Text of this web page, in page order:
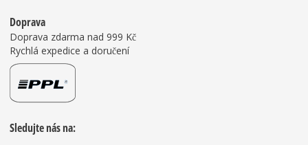
Doprava
Doprava zdarma nad 999 Kč
Rychlá expedice a doručení
Sledujte nás na: